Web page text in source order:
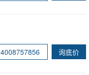
4008757856 询底价